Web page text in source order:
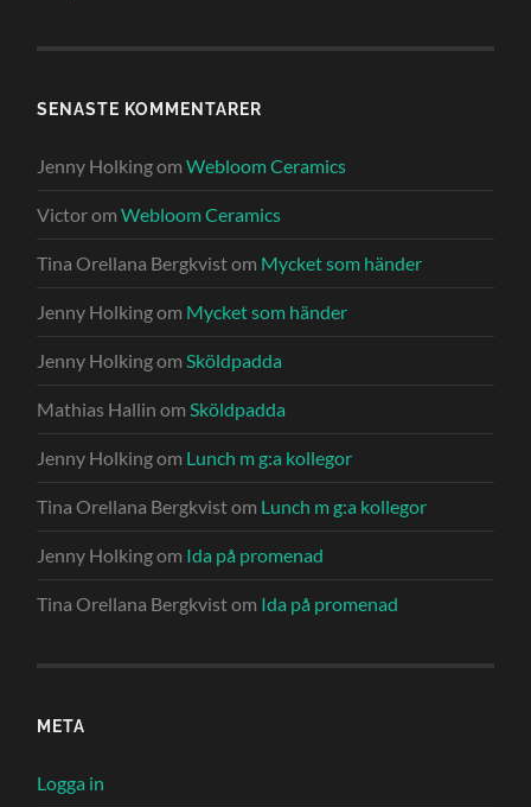
SENASTE KOMMENTARER
Jenny HolkingomWebloom Ceramics
VictoromWebloom Ceramics
Tina Orellana Bergkvistom Mycket som händer
Jenny Holkingom Mycket som händer
Jenny HolkingomSköldpadda
Mathias Hallin omSköldpadda
Jenny Holkingom Lunch m g:a kollegor
Tina Orellana Bergkvistom Lunch m g:a kollegor
Jenny Holkingom Ida på promenad
Tina Orellana Bergkvistom Ida på promenad
META
Logga in